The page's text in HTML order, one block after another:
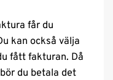
får du
kan också välja
fått fakturan. Då
du betala det